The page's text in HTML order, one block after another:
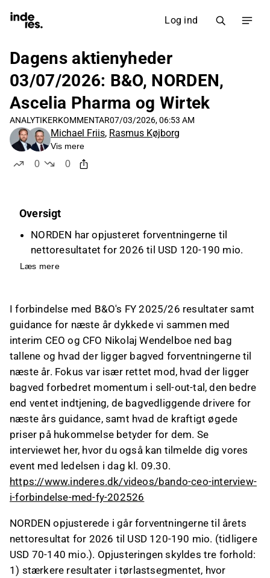
Log ind
Dagens aktienyheder
03/07/2026: B&O, NORDEN,
Ascelia Pharma og Wirtek
ANALYTIKERKOMMENTAR07/03/2026, 06:53 AM
Michael Friis, Rasmus Køjborg
Vis mere
0
0
Oversigt
NORDEN har opjusteret forventningerne til
nettoresultatet for 2026 til USD 120-190 mio.
på grund af stærkere resultater i
Ascelia Pharma oplevede en aktiestigning på
næsten 13% forud for FDA's forventede
godkendelsesbeslutning om deres gadolinium-
frie kontraststof til leverskanning.
Wirtek har sikret kontrakter til levering af
OT/SCADA-cybersikkerhed til tre
solcelleparker i Irland, hvilket understøtter
deres strategiske fokus på skalerbare
løsninger og vækst i energisegmentet.
Dette indhold er genereret af AI. Du kan give feedback
om det på Inderes
forum
Læs mere
I forbindelse med B&O's FY 2025/26 resultater samt
guidance for næste år dykkede vi sammen med
interim CEO og CFO Nikolaj Wendelboe ned bag
tallene og hvad der ligger bagved forventningerne til
næste år. Fokus var især rettet mod, hvad der ligger
bagved forbedret momentum i sell-out-tal, den bedre
end ventet indtjening, de bagvedliggende drivere for
næste års guidance, samt hvad de kraftigt øgede
priser på hukommelse betyder for dem. Se
interviewet her, hvor du også kan tilmelde dig vores
event med ledelsen i dag kl. 09.30.
https://www.inderes.dk/videos/bando-ceo-interview-
i-forbindelse-med-fy-202526
NORDEN opjusterede i går forventningerne til årets
nettoresultat for 2026 til USD 120-190 mio. (tidligere
USD 70-140 mio.). Opjusteringen skyldes tre forhold:
1) stærkere resultater i tørlastsegmentet, hvor